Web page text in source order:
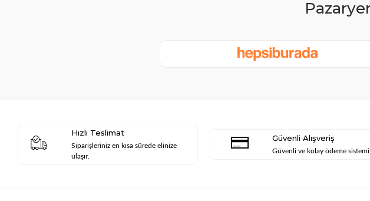
Hızlı Teslimat
Siparişleriniz en kısa sürede elinize
ulaşır.
Güvenli Alışveriş
Güvenli ve kolay ödeme sistemi